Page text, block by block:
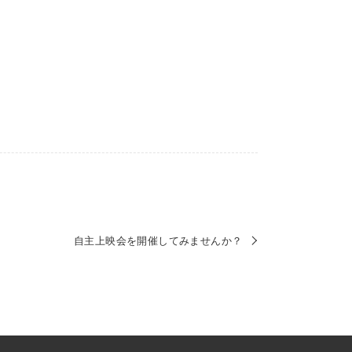
自主上映会を開催してみませんか？